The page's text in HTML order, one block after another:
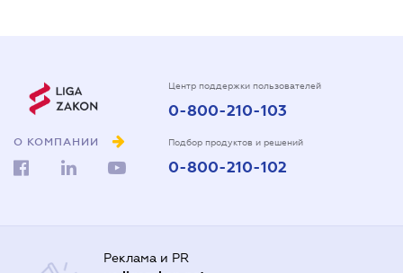
О КОМПАНИИ
Центр поддержки пользователей
0-800-210-103
Подбор продуктов и решений
0-800-210-102
Реклама и PR